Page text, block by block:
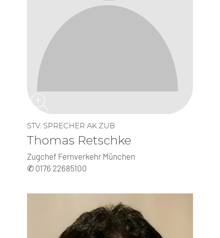
STV. SP­RE­CHER AK ZUB
Thomas Retschke
Zugchef Fernverkehr München
✆ 0176 22685100